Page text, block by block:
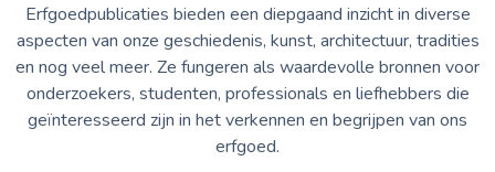
Erfgoedpublicaties bieden een diepgaand inzicht in diverse
aspecten van onze geschiedenis, kunst, architectuur, tradities
en nog veel meer. Ze fungeren als waardevolle bronnen voor
onderzoekers, studenten, professionals en liefhebbers die
geïnteresseerd zijn in het verkennen en begrijpen van ons
erfgoed.